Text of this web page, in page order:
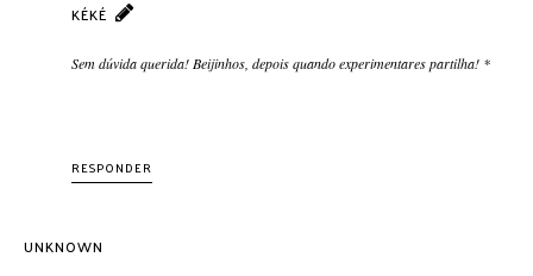
KÉKÉ
Sem dúvida querida! Beijinhos, depois quando experimentares partilha! *
RESPONDER
UNKNOWN